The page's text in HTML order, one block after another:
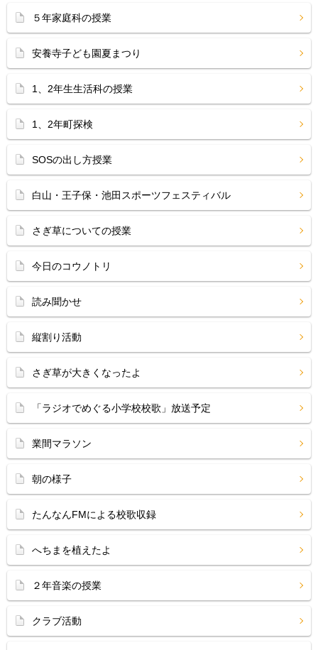
５年家庭科の授業
安養寺子ども園夏まつり
1、2年生生活科の授業
1、2年町探検
SOSの出し方授業
白山・王子保・池田スポーツフェスティバル
さぎ草についての授業
今日のコウノトリ
読み聞かせ
縦割り活動
さぎ草が大きくなったよ
「ラジオでめぐる小学校校歌」放送予定
業間マラソン
朝の様子
たんなんFMによる校歌収録
へちまを植えたよ
２年音楽の授業
クラブ活動